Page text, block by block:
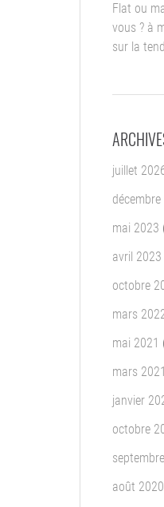
Flat ou
vous ? à
sur la
juillet
mai 2023
avril 2023
octobre
mars
mai 2021
mars 2021
janvier
octobre
août 2020